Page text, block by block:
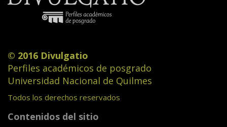
© 2016 Divulgatio
Perfiles académicos de posgrado
Universidad Nacional de Quilmes
Todos los derechos reservados
Contenidos del sitio